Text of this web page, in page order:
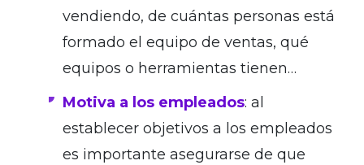
vendiendo, de cuántas personas está
formado el equipo de ventas, qué
equipos o herramientas tienen…
Motiva a los empleados: al
establecer objetivos a los empleados
es importante asegurarse de que